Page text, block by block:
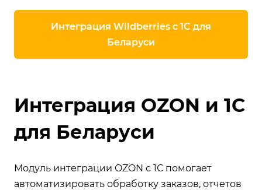
Интеграция Wildberries с 1С для
Беларуси
Интеграция OZON и 1С
для Беларуси
Модуль интеграции OZON с 1С помогает
автоматизировать обработку заказов, отчетов